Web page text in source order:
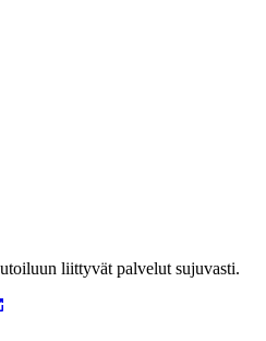
liittyvät palvelut sujuvasti.